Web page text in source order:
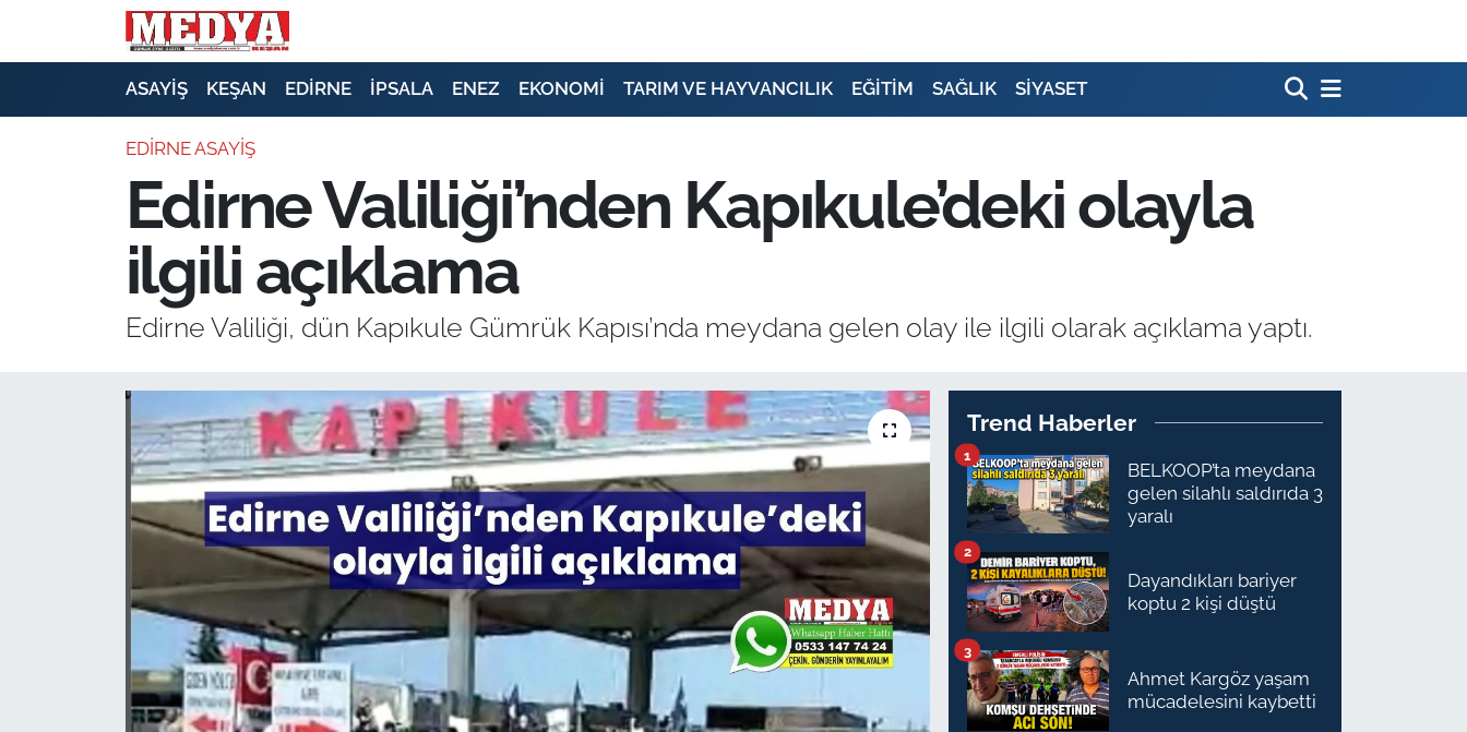
ASAYİŞ KEŞAN EDİRNE İPSALA ENEZ EKONOMİ TARIM VE HAYVANCILIK EĞİTİM SAĞLIK SİYASET
EDİRNE ASAYİŞ
Edirne Valiliği’nden Kapıkule’deki olayla
ilgili açıklama
Edirne Valiliği, dün Kapıkule Gümrük Kapısı’nda meydana gelen olay ile ilgili olarak açıklama yaptı.
Trend Haberler
BELKOOP’ta meydana
gelen silahlı saldırıda 3
yaralı
1
Dayandıkları bariyer
koptu 2 kişi düştü
2
Ahmet Kargöz yaşam
mücadelesini kaybetti
3
E-GAZETE
SİYASET
TARIM VE HAYVANCILIK
KÜLTÜR SANAT